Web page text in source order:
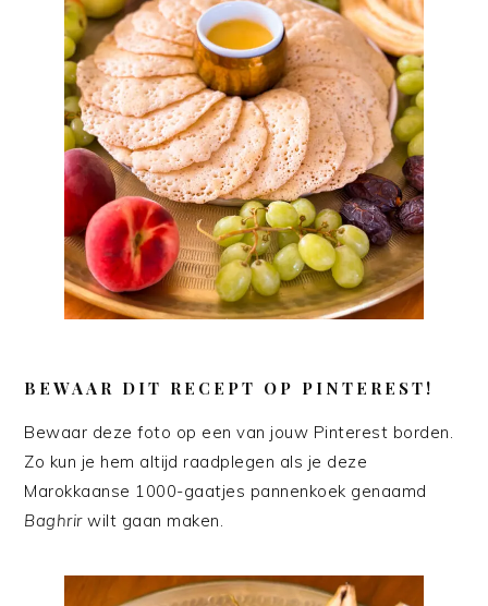
BEWAAR DIT RECEPT OP PINTEREST!
Bewaar deze foto op een van jouw Pinterest borden.
Zo kun je hem altijd raadplegen als je deze
Marokkaanse 1000-gaatjes pannenkoek genaamd
Baghrirwilt gaan maken.